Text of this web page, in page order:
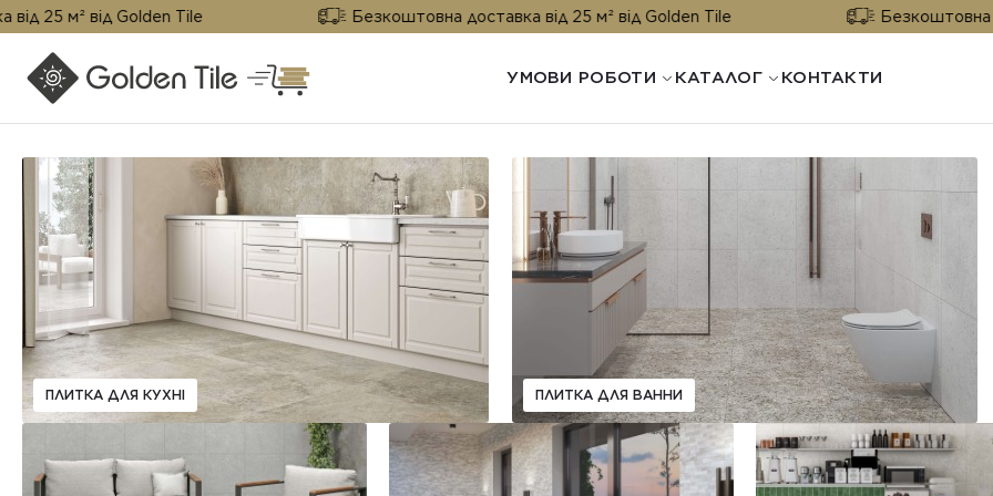
м² від Golden Tile Безкоштовна доставка від 25 м² від Golden Tile Безкоштовна
УМОВИ РОБОТИ КАТАЛОГ КОНТАКТИ
ПЛИТКА ДЛЯ КУХНІ ПЛИТКА ДЛЯ ВАННИ